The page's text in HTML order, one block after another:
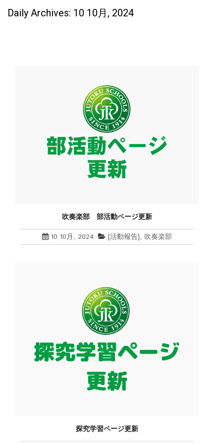
Daily Archives: 10 10月, 2024
吹奏楽部 部活動ページ更新
10 10月, 2024 [活動報告], 吹奏楽部
探究学習ページ更新